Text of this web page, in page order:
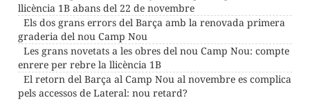
llicència 1B abans del 22 de novembre
Els dos grans errors del Barça amb la renovada primera
graderia del nou Camp Nou
Les grans novetats a les obres del nou Camp Nou: compte
enrere per rebre la llicència 1B
El retorn del Barça al Camp Nou al novembre es complica
pels accessos de Lateral: nou retard?